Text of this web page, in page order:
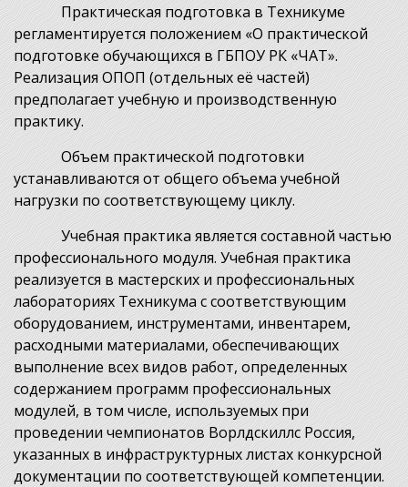
Практическая подготовка в Техникуме
регламентируется положением «О практической
подготовке обучающихся в ГБПОУ РК «ЧАТ».
Реализация ОПОП (отдельных её частей)
предполагает учебную и производственную
практику.
Объем практической подготовки
устанавливаются от общего объема учебной
нагрузки по соответствующему циклу.
Учебная практика является составной частью
профессионального модуля. Учебная практика
реализуется в мастерских и профессиональных
лабораториях Техникума с соответствующим
оборудованием, инструментами, инвентарем,
расходными материалами, обеспечивающих
выполнение всех видов работ, определенных
содержанием программ профессиональных
модулей, в том числе, используемых при
проведении чемпионатов Ворлдскиллс Россия,
указанных в инфраструктурных листах конкурсной
документации по соответствующей компетенции.